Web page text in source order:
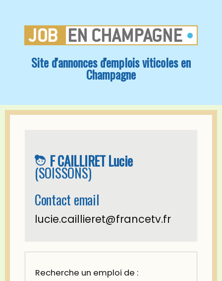
Site d'annonces d'emplois viticoles en
Champagne
face_4 F CAILLIRET Lucie
(SOISSONS)
Contact email
lucie.caillieret@francetv.fr
Recherche un emploi de :